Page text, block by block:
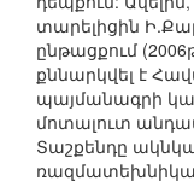
տարելիցին
ընթացքում
քննարկվել է
պայմանագրի
մոտալուտ
Տաշքենդը